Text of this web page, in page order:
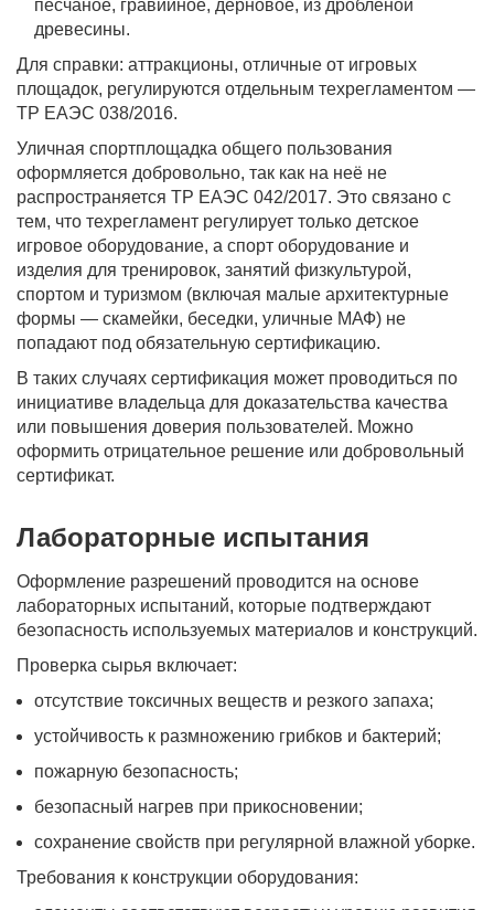
песчаное, гравийное, дерновое, из дробленой
древесины.
Для справки: аттракционы, отличные от игровых
площадок, регулируются отдельным техрегламентом —
ТР ЕАЭС 038/2016.
Уличная спортплощадка общего пользования
оформляется добровольно, так как на неё не
распространяется ТР ЕАЭС 042/2017. Это связано с
тем, что техрегламент регулирует только детское
игровое оборудование, а спорт оборудование и
изделия для тренировок, занятий физкультурой,
спортом и туризмом (включая малые архитектурные
формы — скамейки, беседки, уличные МАФ) не
попадают под обязательную сертификацию.
В таких случаях сертификация может проводиться по
инициативе владельца для доказательства качества
или повышения доверия пользователей. Можно
оформить отрицательное решение или добровольный
сертификат.
Лабораторные испытания
Оформление разрешений проводится на основе
лабораторных испытаний, которые подтверждают
безопасность используемых материалов и конструкций.
Проверка сырья включает:
отсутствие токсичных веществ и резкого запаха;
устойчивость к размножению грибков и бактерий;
пожарную безопасность;
безопасный нагрев при прикосновении;
сохранение свойств при регулярной влажной уборке.
Требования к конструкции оборудования: